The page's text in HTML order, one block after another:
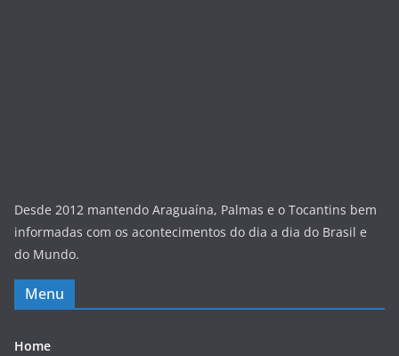
Desde 2012 mantendo Araguaína, Palmas e o Tocantins bem
informadas com os acontecimentos do dia a dia do Brasil e
do Mundo.
Menu
Home